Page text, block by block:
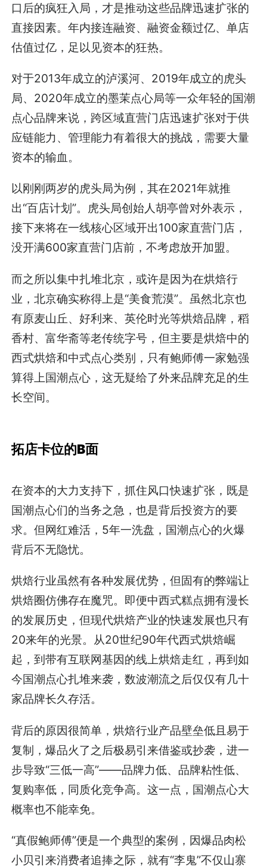
口后的疯狂入局，才是推动这些品牌迅速扩张的
直接因素。年内接连融资、融资金额过亿、单店
估值过亿，足以见资本的狂热。
对于2013年成立的泸溪河、2019年成立的虎头
局、2020年成立的墨茉点心局等一众年轻的国潮
点心品牌来说，跨区域直营门店迅速扩张对于供
应链能力、管理能力有着很大的挑战，需要大量
资本的输血。
以刚刚两岁的虎头局为例，其在2021年就推
出“百店计划”。虎头局创始人胡亭曾对外表示，
接下来将在一线核心区域开出100家直营门店，
没开满600家直营门店前，不考虑放开加盟。
而之所以集中扎堆北京，或许是因为在烘焙行
业，北京确实称得上是“美食荒漠”。虽然北京也
有原麦山丘、好利来、英伦时光等烘焙品牌，稻
香村、富华斋等老传统字号，但主要是烘焙中的
西式烘焙和中式点心类别，只有鲍师傅一家勉强
算得上国潮点心，这无疑给了外来品牌充足的生
长空间。
拓店卡位的B面
在资本的大力支持下，抓住风口快速扩张，既是
国潮点心们的当务之急，也是背后投资方的要
求。但网红难活，5年一洗盘，国潮点心的火爆
背后不无隐忧。
烘焙行业虽然有各种发展优势，但固有的弊端让
烘焙圈仿佛存在魔咒。即便中西式糕点拥有漫长
的发展历史，但现代烘焙产业的快速发展也只有
20来年的光景。从20世纪90年代西式烘焙崛
起，到带有互联网基因的线上烘焙走红，再到如
今国潮点心扎堆来袭，数波潮流之后仅仅有几十
家品牌长久存活。
背后的原因很简单，烘焙行业产品壁垒低且易于
复制，爆品火了之后极易引来借鉴或抄袭，进一
步导致“三低一高”——品牌力低、品牌粘性低、
复购率低，同质化竞争高。这一点，国潮点心大
概率也不能幸免。
“真假鲍师傅”便是一个典型的案例，因爆品肉松
小贝引来消费者追捧之际，就有“李鬼”不仅山寨